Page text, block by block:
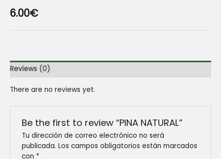
6.00€
Reviews (0)
There are no reviews yet.
Be the first to review “PINA NATURAL”
Tu dirección de correo electrónico no será
publicada. Los campos obligatorios están marcados
con *